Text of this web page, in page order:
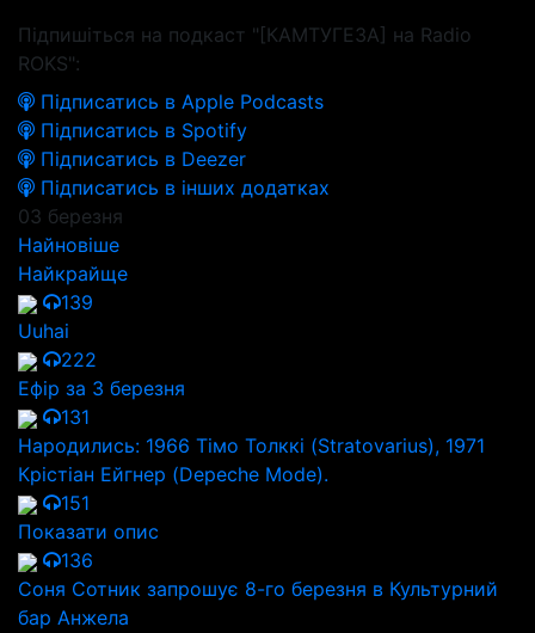
Підпишіться на подкаст "[КАМТУГЕЗА] на Radio
ROKS":
Підписатись в Apple Podcasts
Підписатись в Spotify
Підписатись в Deezer
Підписатись в інших додатках
03 березня
Найновіше
Найкрайще
139
Uuhai
222
Ефір за 3 березня
131
Народились: 1966 Тімо Толккі (Stratovarius), 1971
Крістіан Ейгнер (Depeche Mode).
151
Показати опис
136
Соня Сотник запрошує 8-го березня в Культурний
бар Анжела